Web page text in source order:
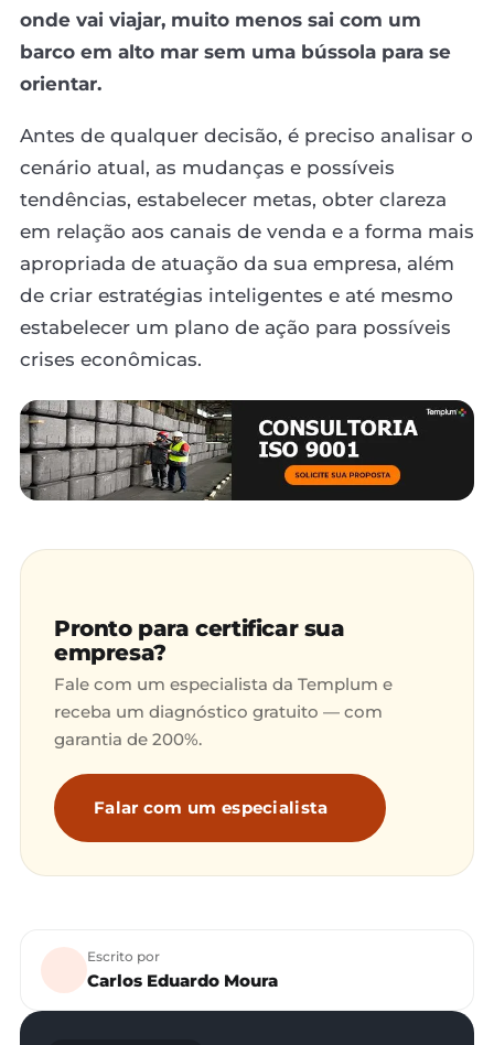
onde vai viajar, muito menos sai com um
barco em alto mar sem uma bússola para se
orientar.
Antes de qualquer decisão, é preciso analisar o
cenário atual, as mudanças e possíveis
tendências, estabelecer metas, obter clareza
em relação aos canais de venda e a forma mais
apropriada de atuação da sua empresa, além
de criar estratégias inteligentes e até mesmo
estabelecer um plano de ação para possíveis
crises econômicas.
Pronto para certificar sua
empresa?
Fale com um especialista da Templum e
receba um diagnóstico gratuito — com
garantia de 200%.
Falar com um especialista
Escrito por
Carlos Eduardo Moura